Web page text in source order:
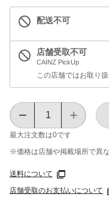
配送不可
店舗受取不可
CAINZ PickUp
この店舗ではお取り
最大注文数は0です
※価格は​店舗や​掲載場所で​異
送料について
店舗受取のお支払いについて